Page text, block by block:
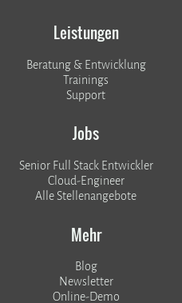
Leistungen
Beratung & Entwicklung
Trainings
Support
Jobs
Senior Full Stack Entwickler
Cloud-Engineer
Alle Stellenangebote
Mehr
Blog
Newsletter
Online-Demo